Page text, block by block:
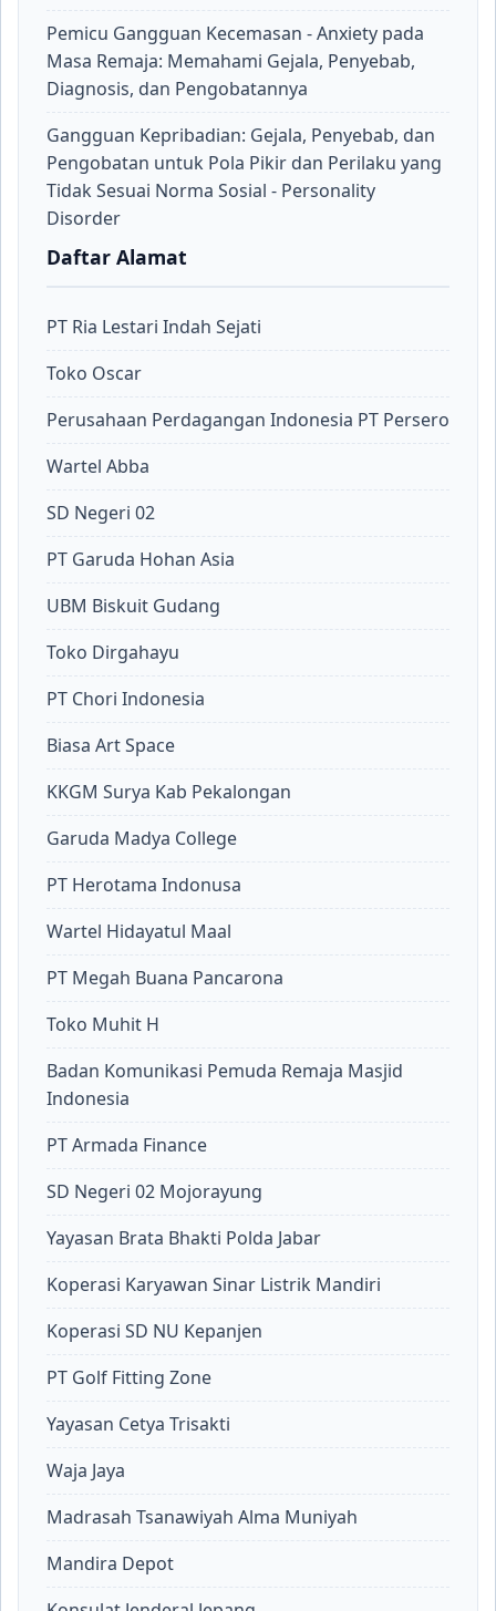
Pemicu Gangguan Kecemasan - Anxiety pada
Masa Remaja: Memahami Gejala, Penyebab,
Diagnosis, dan Pengobatannya
Gangguan Kepribadian: Gejala, Penyebab, dan
Pengobatan untuk Pola Pikir dan Perilaku yang
Tidak Sesuai Norma Sosial - Personality
Disorder
Daftar Alamat
PT Ria Lestari Indah Sejati
Toko Oscar
Perusahaan Perdagangan Indonesia PT Persero
Wartel Abba
SD Negeri 02
PT Garuda Hohan Asia
UBM Biskuit Gudang
Toko Dirgahayu
PT Chori Indonesia
Biasa Art Space
KKGM Surya Kab Pekalongan
Garuda Madya College
PT Herotama Indonusa
Wartel Hidayatul Maal
PT Megah Buana Pancarona
Toko Muhit H
Badan Komunikasi Pemuda Remaja Masjid
Indonesia
PT Armada Finance
SD Negeri 02 Mojorayung
Yayasan Brata Bhakti Polda Jabar
Koperasi Karyawan Sinar Listrik Mandiri
Koperasi SD NU Kepanjen
PT Golf Fitting Zone
Yayasan Cetya Trisakti
Waja Jaya
Madrasah Tsanawiyah Alma Muniyah
Mandira Depot